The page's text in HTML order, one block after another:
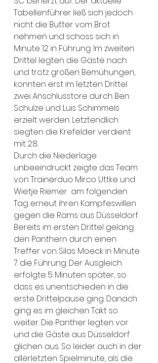
Tabellenführer ließ sich jedoch
nicht die Butter vom Brot
nehmen und schoss sich in
Minute 12 in Führung. Im zweiten
Drittel legten die Gäste nach
und trotz großen Bemühungen,
konnten erst im letzten Drittel
zwei Anschlusstore durch Ben
Schulze und Luis Schimmels
erzielt werden. Letztendlich
siegten die Krefelder verdient
mit 2:8.
Durch die Niederlage
unbeeindruckt zeigte das Team
von Trainerduo Mirco Uttke und
Wietje Riemer  am folgenden
Tag erneut ihren Kampfeswillen
gegen die Rams aus Düsseldorf.
Bereits im ersten Drittel gelang
den Panthern durch einen
Treffer von Silas Moeck in Minute
7 die Führung. Der Ausgleich
erfolgte 5 Minuten später, so
dass es unentschieden in die
erste Drittelpause ging. Danach
ging es im gleichen Takt so
weiter. Die Panther legten vor
und die Gäste aus Düsseldorf
glichen aus. So leider auch in der
allerletzten Spielminute, als die